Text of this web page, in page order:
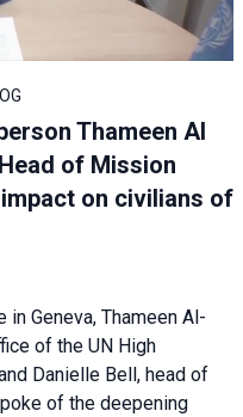
Thameen Al
of Mission
on civilians of
Geneva, Thameen Al-
of the UN High
Danielle Bell, head of
of the deepening